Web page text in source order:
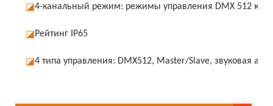
◪4-канальный режим: режимы управления DMX 512
◪Рейтинг IP65
◪4 типа управления: DMX512, Master/Slave, звуковая